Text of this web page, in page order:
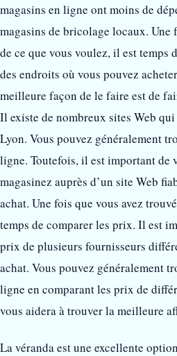
magasins en ligne ont moins de
magasins de bricolage locaux. Une
de ce que vous voulez, il est temps
des endroits où vous pouvez
meilleure façon de le faire est de
Il existe de nombreux sites Web
Lyon. Vous pouvez généralement
ligne. Toutefois, il est important de
magasinez auprès d’un site Web
achat. Une fois que vous avez
temps de comparer les prix. Il est
prix de plusieurs fournisseurs
achat. Vous pouvez généralement
ligne en comparant les prix de
vous aidera à trouver la meilleure
La véranda est une excellente